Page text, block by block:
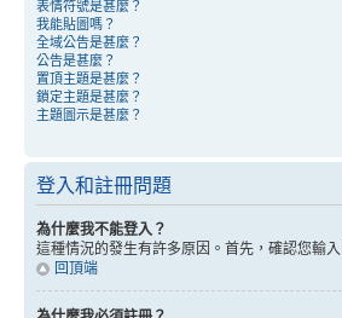
表情符號是甚麼？
我能貼圖嗎？
全域公告是甚麼？
公告是甚麼？
置頂主題是甚麼？
鎖定主題是甚麼？
主題圖示是甚麼？
登入和註冊問題
為什麼我不能登入？
這種情況的發生有許多原因。首先，確認您輸
回頂端